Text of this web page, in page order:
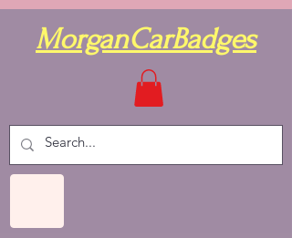
MorganCarBadges